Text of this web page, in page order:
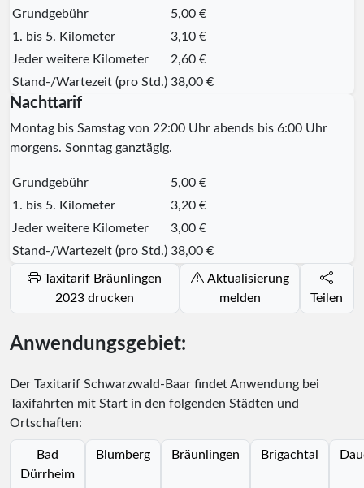
Grundgebühr
5,00 €
1. bis 5. Kilometer
3,10 €
Jeder weitere Kilometer
2,60 €
Stand-/Wartezeit (pro Std.) 38,00 €
Nachttarif
Montag bis Samstag von 22:00 Uhr abends bis 6:00 Uhr
morgens. Sonntag ganztägig.
Grundgebühr
5,00 €
1. bis 5. Kilometer
3,20 €
Jeder weitere Kilometer
3,00 €
Stand-/Wartezeit (pro Std.) 38,00 €
Taxitarif Bräunlingen
2023 drucken
Aktualisierung
melden
Teilen
Anwendungsgebiet:
Der Taxitarif Schwarzwald-Baar findet Anwendung bei
Taxifahrten mit Start in den folgenden Städten und
Ortschaften:
Bad
Dürrheim
Blumberg Bräunlingen Brigachtal